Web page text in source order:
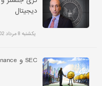
دیجیتال
یکشنبه 8 مرداد 1402
SEC و Binance علیه مداخله Eeon متحد می شوند